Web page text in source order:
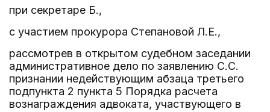
при секретаре Б.,
с участием прокурора Степановой Л.Е.,
рассмотрев в открытом судебном заседании
административное дело по заявлению С.С.
признании недействующим абзаца третьего
подпункта 2 пункта 5 Порядка расчета
вознаграждения адвоката, участвующего в